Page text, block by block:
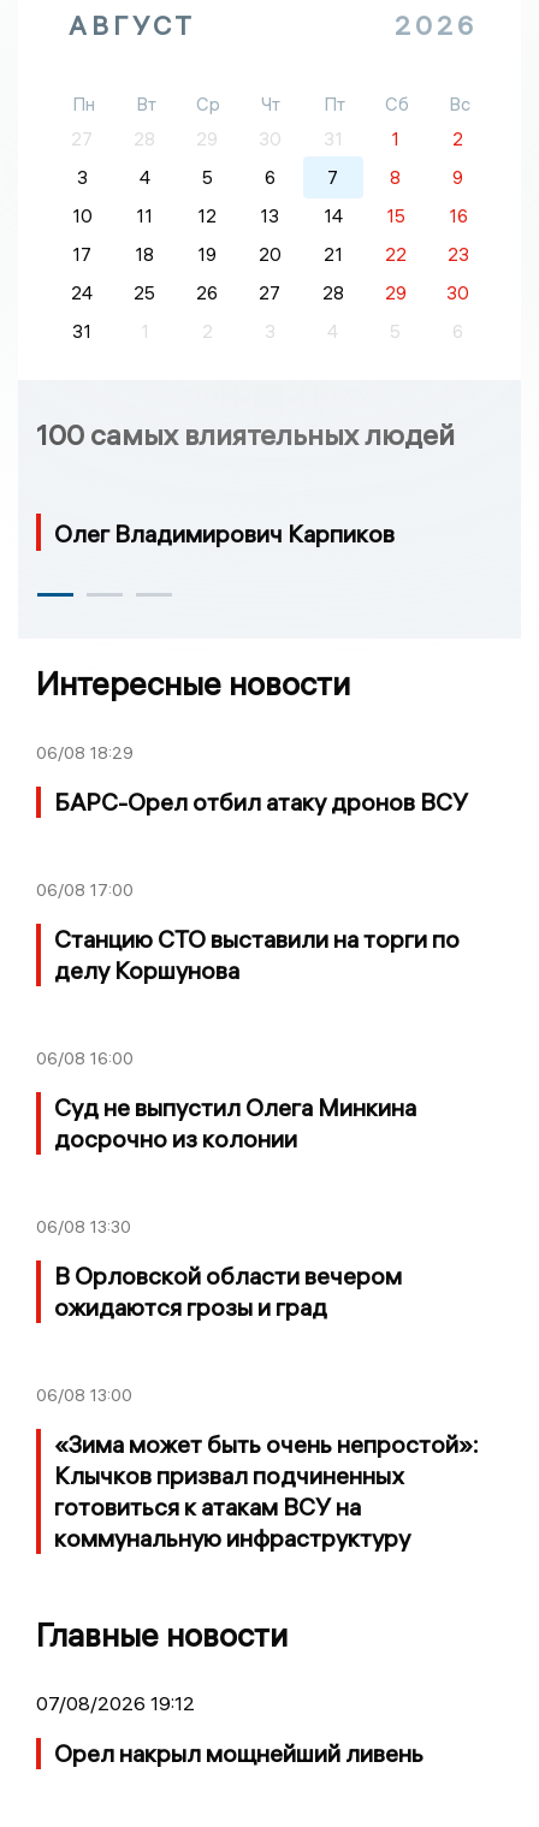
АВГУСТ 2026
Пн Вт Ср Чт Пт Сб
Вс
27
28 29 30 31 1
2
3
4 5 6 7 8
9
10
11 12 13 14 15
16
17
18 19 20 21 22
23
24
25 26 27 28 29
30
31
1 2 3 4 5 6
100 самых влиятельных людей
Олег Владимирович Карпиков
Интересные новости
06/08 18:29
БАРС-Орел отбил атаку дронов ВСУ
06/08 17:00
Станцию СТО выставили на торги по
делу Коршунова
06/08 16:00
Суд не выпустил Олега Минкина
досрочно из колонии
06/08 13:30
В Орловской области вечером
ожидаются грозы и град
06/08 13:00
«Зима может быть очень непростой»:
Клычков призвал подчиненных
готовиться к атакам ВСУ на
коммунальную инфраструктуру
Главные новости
07/08/2026 19:12
Орел накрыл мощнейший ливень